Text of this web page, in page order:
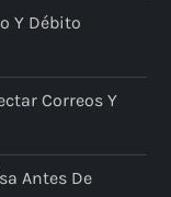
Y Débito
Correos Y
Antes De